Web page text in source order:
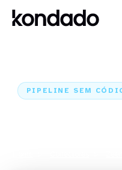
PIPELINE SEM